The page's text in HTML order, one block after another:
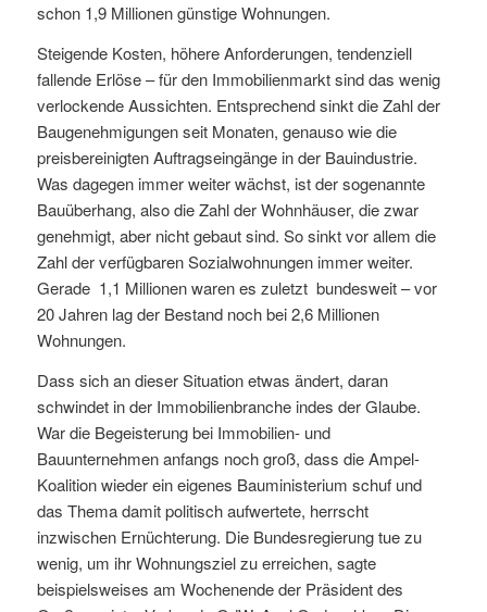
schon 1,9 Millionen günstige Wohnungen.
Steigende Kosten, höhere Anforderungen, tendenziell
fallende Erlöse – für den Immobilienmarkt sind das wenig
verlockende Aussichten. Entsprechend sinkt die Zahl der
Baugenehmigungen seit Monaten, genauso wie die
preisbereinigten Auftragseingänge in der Bauindustrie.
Was dagegen immer weiter wächst, ist der sogenannte
Bauüberhang, also die Zahl der Wohnhäuser, die zwar
genehmigt, aber nicht gebaut sind. So sinkt vor allem die
Zahl der verfügbaren Sozialwohnungen immer weiter.
Gerade 1,1 Millionen waren es zuletzt bundesweit – vor
20 Jahren lag der Bestand noch bei 2,6 Millionen
Wohnungen.
Dass sich an dieser Situation etwas ändert, daran
schwindet in der Immobilienbranche indes der Glaube.
War die Begeisterung bei Immobilien- und
Bauunternehmen anfangs noch groß, dass die Ampel-
Koalition wieder ein eigenes Bauministerium schuf und
das Thema damit politisch aufwertete, herrscht
inzwischen Ernüchterung. Die Bundesregierung tue zu
wenig, um ihr Wohnungsziel zu erreichen, sagte
beispielsweises am Wochenende der Präsident des